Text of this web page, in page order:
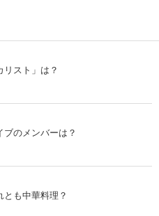
リスト」は？
のメンバーは？
とも中華料理？